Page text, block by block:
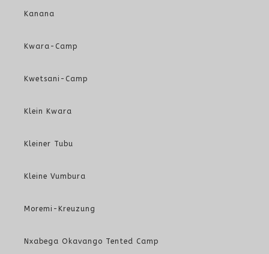
Kanana
Kwara-Camp
Kwetsani-Camp
Klein Kwara
Kleiner Tubu
Kleine Vumbura
Moremi-Kreuzung
Nxabega Okavango Tented Camp